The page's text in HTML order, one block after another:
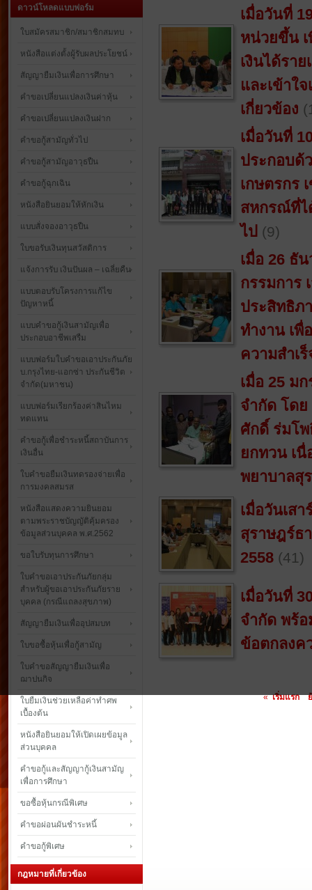
เมื่อวันที่
หน่วยขึ้น
เงินได้รา
และเข้าใ
เกี่ยวข้อง
เมื่อวันที่
ประกอบด้
เกษตรกร
สหกรณ์ที่ไ
ไป (9)
เมื่อ 26 ธั
กรรมการ
ประสิทธิภ
ทำงาน เพื่
ความสำเ
เมื่อ 25 ม
จำกัด โด
ศักดิ์ ร่มโ
ยกทวน เ
พยาบาลสุ
เมื่อวันเส
สุราษฎร์ธ
2558 (41)
เมื่อวันที่
จำกัด พร้อ
ข้อตกลงค
« เริ่มแรก
ดาวน์โหลดแบบฟอร์ม
ใบสมัครสมาชิก/สมาชิกสมทบ
หนังสือแต่งตั้งผู้รับผลประโยชน์
สัญญายืมเงินเพื่อการศึกษา
คำขอเปลี่ยนแปลงเงินค่าหุ้น
คำขอเปลี่ยนแปลงเงินฝาก
คำขอกู้สามัญทั่วไป
คำขอกู้สามัญอาวุธปืน
คำขอกู้ฉุกเฉิน
หนังสือยินยอมให้หักเงิน
แบบสั่งจองอาวุธปืน
ใบขอรับเงินทุนสวัสดิการ
แจ้งการรับ เงินปันผล – เฉลี่ยคืน
แบบตอบรับโครงการแก้ไข
ปัญหาหนี้
แบบคำขอกู้เงินสามัญเพื่อ
ประกอบอาชีพเสรืม
แบบฟอร์มใบคำขอเอาประกันภัย
บ.กรุงไทย-แอกซ่า ประกันชีวิต
จำกัด(มหาชน)
แบบฟอร์มเรียกร้องค่าสินไหม
ทดแทน
คำขอกู้เพื่อชำระหนี้สถาบันการ
เงินอื่น
ใบคำขอยืมเงินทดรองจ่ายเพื่อ
การมงคลสมรส
หนังสือแสดงความยินยอม
ตามพระราชบัญญัติคุ้มครอง
ข้อมูลส่วนบุคคล พ.ศ.2562
ขอใบรับทุนการศึกษา
ใบคำขอเอาประกันภัยกลุ่ม
สำหรับผู้ขอเอาประกันภัยราย
บุคคล (กรณีแถลงสุขภาพ)
สัญญายืมเงินเพื่ออุปสมบท
ใบขอซื้อหุ้นเพื่อกู้สามัญ
ใบคำขอสัญญายืมเงินเพื่อ
ฌาปนกิจ
ใบยืมเงินช่วยเหลือค่าทำศพ
เบื้องต้น
หนังสือยินยอมให้เปิดเผยข้อมูล
ส่วนบุคคล
คำขอกู้และสัญญากู้เงินสามัญ
เพื่อการศึกษา
ขอซื้อหุ้นกรณีพิเศษ
คำขอผ่อนผันชำระหนี้
คำขอกู้พิเศษ
กฎหมายที่เกี่ยวข้อง